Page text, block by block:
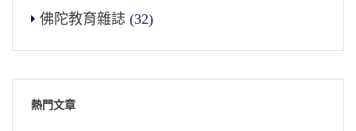
佛陀教育雜誌 (32)
熱門文章